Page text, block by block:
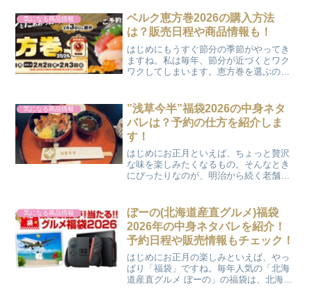
ですよね。2026年の節分に向けて、今か
らどんなラインナップが...
気になる商品情報
ベルク恵方巻2026の購入方法
は？販売日程や商品情報も！
はじめにもうすぐ節分の季節がやってき
ますね。私は毎年、節分が近づくとワク
ワクしてしまいます。恵方巻を選ぶのっ
恵方巻が気になっている方が多いのでは
ないでしょうか。私もベル...
気になる商品情報
”浅草今半”福袋2026の中身ネタ
バレは？予約の仕方を紹介しま
す！
はじめにお正月といえば、ちょっと贅沢
な味を楽しみたくなるもの。そんなとき
にぴったりなのが、明治から続く老舗
「豪華でおいしい！」と評判！自分への
ごほうびにはもちろん、家族...
気になる商品情報
ぼーの(北海道産直グルメ)福袋
2026年の中身ネタバレを紹介！
予約日程や販売情報もチェック！
はじめにお正月の楽しみといえば、やっ
ぱり「福袋」ですね。毎年人気の「北海
道産直グルメ ぼーの」の福袋は、北海道